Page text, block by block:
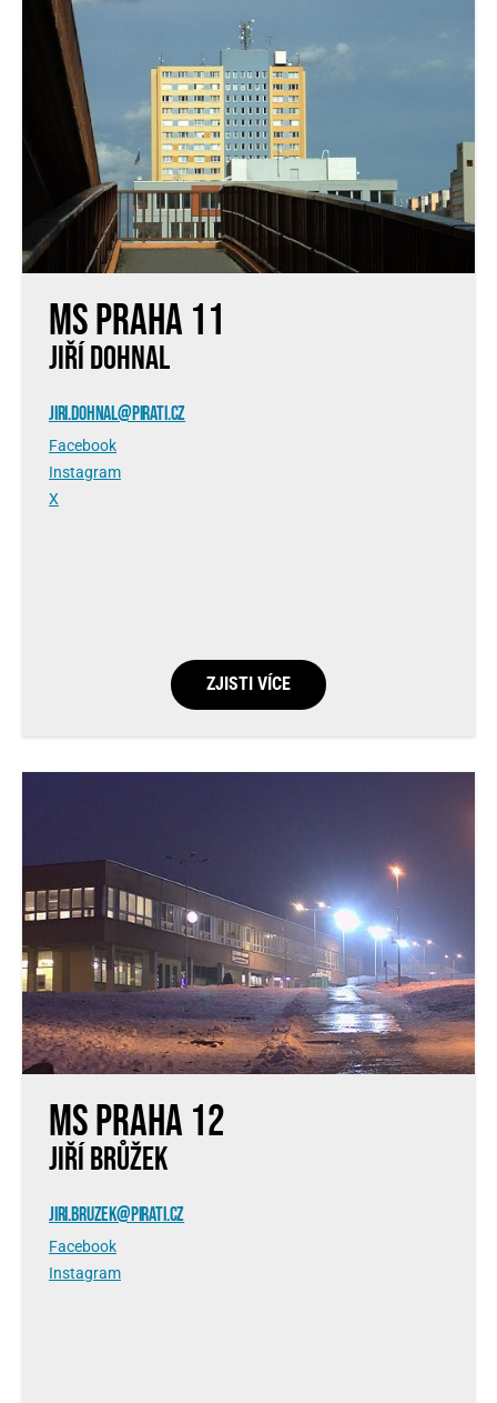
MS Praha 11
JIŘÍ DOHNAL
JIRI.DOHNAL@PIRATI.CZ
Facebook
Instagram
X
ZJISTI VÍCE
MS Praha 12
JIŘÍ BRŮŽEK
JIRI.BRUZEK@PIRATI.CZ
Facebook
Instagram